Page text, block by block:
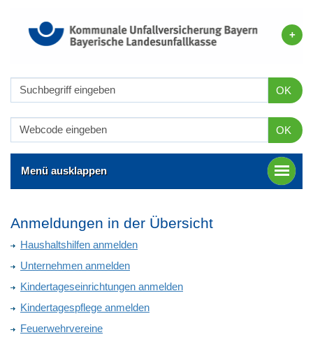
OK
OK
Menü ausklappen
Anmeldungen in der Übersicht
Haushaltshilfen anmelden
Unternehmen anmelden
Kindertageseinrichtungen anmelden
Kindertagespflege anmelden
Feuerwehrvereine